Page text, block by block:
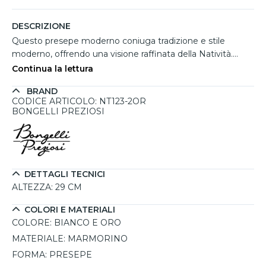
DESCRIZIONE
Questo presepe moderno coniuga tradizione e stile
moderno, offrendo una visione raffinata della Natività.
Firmato Bongelli Preziosi, presenta le figure di Maria,
scolpito, evidenziando l’essenzialità delle forme e la
purezza dei materiali. A completare la scena, due stelle in
eleganza, elevando il valore simbolico della composizione.
Con un’altezza importante di 29 cm, si presta ad arredare
con sobrietà mensole, camini o tavolini, diventando il
punto focale delle decorazioni natalizie. Ogni dettaglio è
decorato a mano, garanzia di una qualità artigianale che
Continua la lettura
BRAND
CODICE ARTICOLO: NT123-2OR
BONGELLI PREZIOSI
DETTAGLI TECNICI
ALTEZZA: 29 CM
COLORI E MATERIALI
COLORE: BIANCO E ORO
MATERIALE: MARMORINO
FORMA: PRESEPE